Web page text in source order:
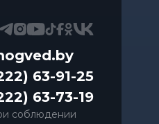
63-91-25
63-73-19
соблюдении